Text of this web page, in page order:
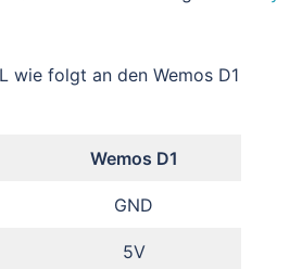
wie folgt an den Wemos D1
Wemos D1
GND
5V